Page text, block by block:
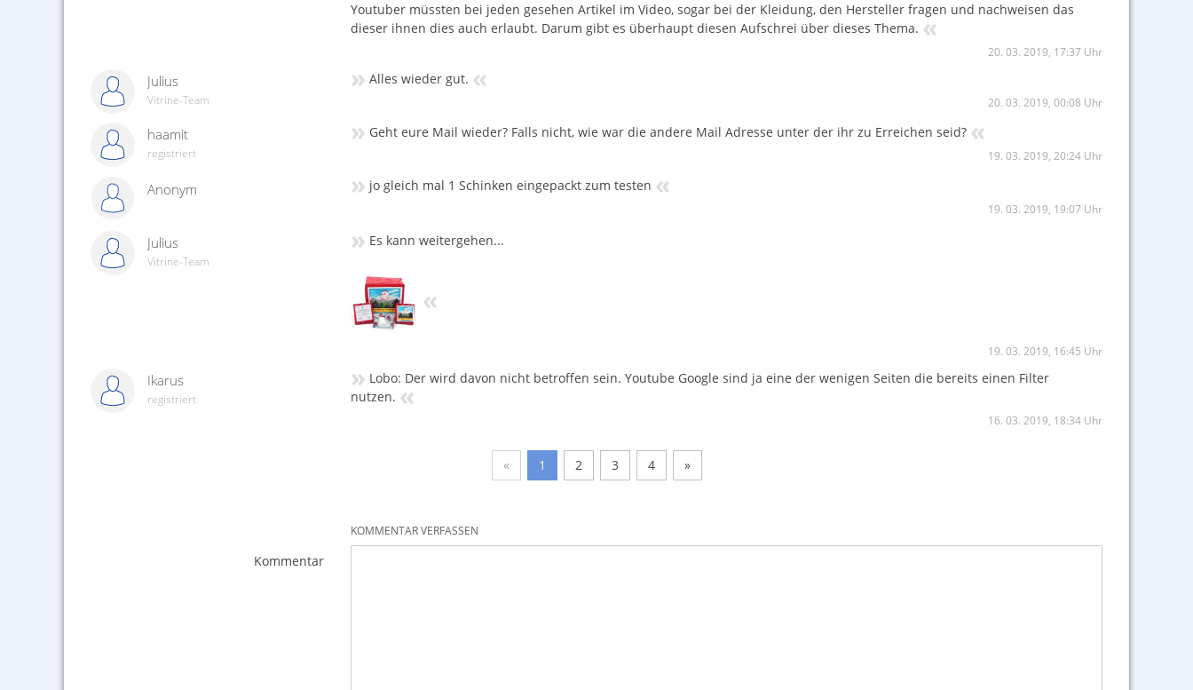
Youtuber müssten bei jeden gesehen Artikel im Video, sogar bei der Kleidung, den Hersteller fragen und nachweisen das
dieser ihnen dies auch erlaubt. Darum gibt es überhaupt diesen Aufschrei über dieses Thema. «
20. 03. 2019, 17:37 Uhr
Julius
Vitrine-Team
» Alles wieder gut. «
20. 03. 2019, 00:08 Uhr
haamit
registriert
» Geht eure Mail wieder? Falls nicht, wie war die andere Mail Adresse unter der ihr zu Erreichen seid? «
19. 03. 2019, 20:24 Uhr
Anonym » jo gleich mal 1 Schinken eingepackt zum testen «
19. 03. 2019, 19:07 Uhr
Julius
Vitrine-Team
» Es kann weitergehen...
«
19. 03. 2019, 16:45 Uhr
Ikarus
registriert
» Lobo: Der wird davon nicht betroffen sein. Youtube Google sind ja eine der wenigen Seiten die bereits einen Filter
nutzen. «
16. 03. 2019, 18:34 Uhr
« 1 2 3 4 »
KOMMENTAR VERFASSEN
Kommentar